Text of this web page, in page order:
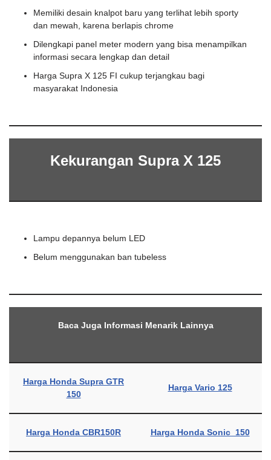
Memiliki desain knalpot baru yang terlihat lebih sporty
dan mewah, karena berlapis chrome
Dilengkapi panel meter modern yang bisa menampilkan
informasi secara lengkap dan detail
Harga Supra X 125 FI cukup terjangkau bagi
masyarakat Indonesia
Kekurangan Supra X 125
Lampu depannya belum LED
Belum menggunakan ban tubeless
Baca Juga Informasi Menarik Lainnya
Harga Honda Supra GTR
150
Harga Vario 125
Harga Honda CBR150R Harga Honda Sonic 150